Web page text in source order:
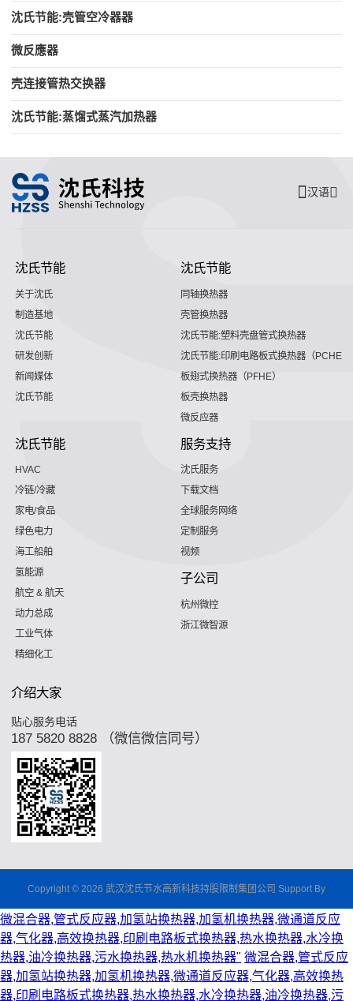
沈氏节能:壳管空冷器器
微反應器
壳连接管热交换器
沈氏节能:蒸馏式蒸汽加热器
汉语
沈氏节能
关于沈氏
制造基地
沈氏节能
研发创新
新闻媒体
沈氏节能
沈氏节能
同轴换热器
壳管换热器
沈氏节能:塑料壳盘管式换热器
沈氏节能:印刷电路板式换热器（PCHE）
板翅式换热器（PFHE）
板壳换热器
微反应器
沈氏节能
HVAC
冷链/冷藏
家电/食品
绿色电力
海工船舶
氢能源
航空 & 航天
动力总成
工业气体
精细化工
服务支持
沈氏服务
下载文档
全球服务网络
定制服务
视频
子公司
杭州微控
浙江微智源
介绍大家
贴心服务电话
187 5820 8828 （微信微信同号）
Copyright © 2026 武汉沈氏节水高新科技持股限制集团公司 Support By
微混合器,管式反应器,加氢站换热器,加氢机换热器,微通道反应
器,气化器,高效换热器,印刷电路板式换热器,热水换热器,水冷换
热器,油冷换热器,污水换热器,热水机换热器" 微混合器,管式反应
器,加氢站换热器,加氢机换热器,微通道反应器,气化器,高效换热
器,印刷电路板式换热器,热水换热器,水冷换热器,油冷换热器,污